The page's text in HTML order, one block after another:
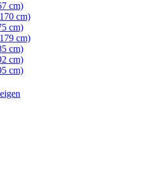
cm)
cm)
cm)
cm)
cm)
cm)
cm)